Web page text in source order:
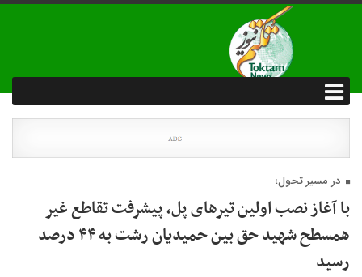
در مسیر تحول؛
با آغاز نصب اولین تیرهای پل، پیشرفت تقاطع غیر
همسطح شهید حق بین حمیدیان رشت به ۴۴ درصد
رسید